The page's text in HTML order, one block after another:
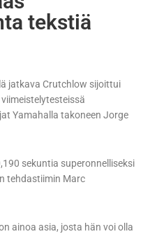
tekstiä
jatkava Crutchlow sijoittui
Yamahalla takoneen Jorge
sekuntia superonnelliseksi
tehdastiimin Marc
ainoa asia, josta hän voi olla